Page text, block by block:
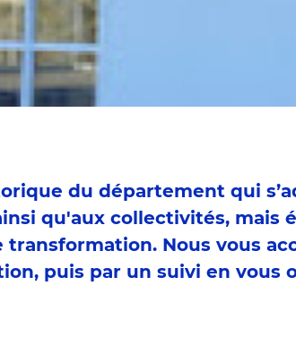
du département qui
qu'aux collectivités, mais
Nous vous
puis par un suivi en vous